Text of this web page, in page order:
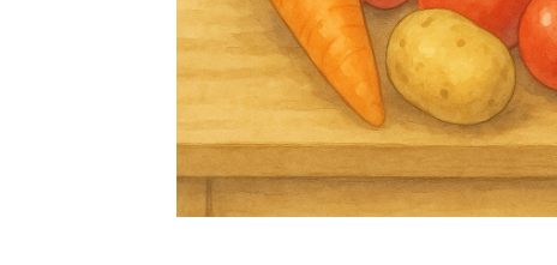
2026年8月22日
里山